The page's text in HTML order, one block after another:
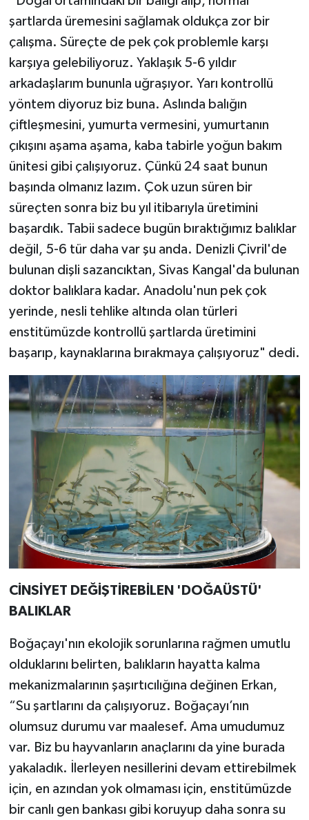
şartlarda üremesini sağlamak oldukça zor bir
çalışma. Süreçte de pek çok problemle karşı
karşıya gelebiliyoruz. Yaklaşık 5-6 yıldır
arkadaşlarım bununla uğraşıyor. Yarı kontrollü
yöntem diyoruz biz buna. Aslında balığın
çiftleşmesini, yumurta vermesini, yumurtanın
çıkışını aşama aşama, kaba tabirle yoğun bakım
ünitesi gibi çalışıyoruz. Çünkü 24 saat bunun
başında olmanız lazım. Çok uzun süren bir
süreçten sonra biz bu yıl itibarıyla üretimini
başardık. Tabii sadece bugün bıraktığımız balıklar
değil, 5-6 tür daha var şu anda. Denizli Çivril'de
bulunan dişli sazancıktan, Sivas Kangal'da bulunan
doktor balıklara kadar. Anadolu'nun pek çok
yerinde, nesli tehlike altında olan türleri
enstitümüzde kontrollü şartlarda üretimini
başarıp, kaynaklarına bırakmaya çalışıyoruz" dedi.
CİNSİYET DEĞİŞTİREBİLEN 'DOĞAÜSTÜ'
BALIKLAR
Boğaçayı'nın ekolojik sorunlarına rağmen umutlu
olduklarını belirten, balıkların hayatta kalma
mekanizmalarının şaşırtıcılığına değinen Erkan,
“Su şartlarını da çalışıyoruz. Boğaçayı’nın
olumsuz durumu var maalesef. Ama umudumuz
var. Biz bu hayvanların anaçlarını da yine burada
yakaladık. İlerleyen nesillerini devam ettirebilmek
için, en azından yok olmaması için, enstitümüzde
bir canlı gen bankası gibi koruyup daha sonra su